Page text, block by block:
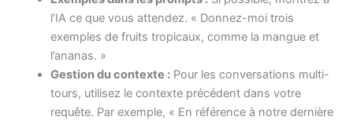
l’IA ce que vous attendez. « Donnez-moi trois
exemples de fruits tropicaux, comme la mangue et
l’ananas. »
Gestion du contexte :Pour les conversations multi-
tours, utilisez le contexte précédent dans votre
requête. Par exemple, « En référence à notre dernière